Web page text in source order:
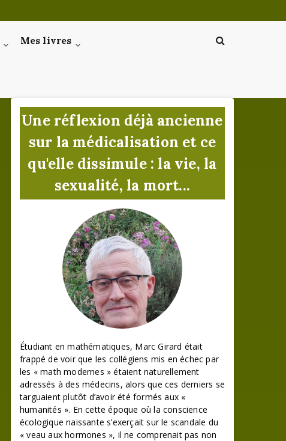
Mes livres
Une réflexion déjà ancienne
sur la médicalisation et ce
qu'elle dissimule : la vie, la
sexualité, la mort...
Étudiant en mathématiques, Marc Girard était
frappé de voir que les collégiens mis en échec par
les « math modernes » étaient naturellement
adressés à des médecins, alors que ces derniers se
targuaient plutôt d’avoir été formés aux «
humanités ». En cette époque où la conscience
écologique naissante s’exerçait sur le scandale du
« veau aux hormones », il ne comprenait pas non